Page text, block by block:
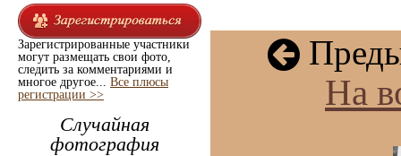
Зарегистрированные участники
могут размещать свои фото,
следить за комментариями и
многое другое... Все плюсы
регистрации >>
Случайная
фотография
На